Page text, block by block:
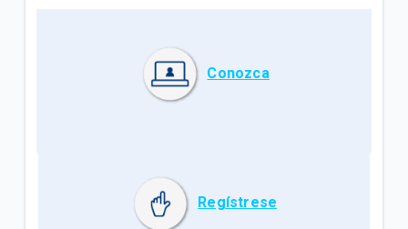
Conozca
Regístrese